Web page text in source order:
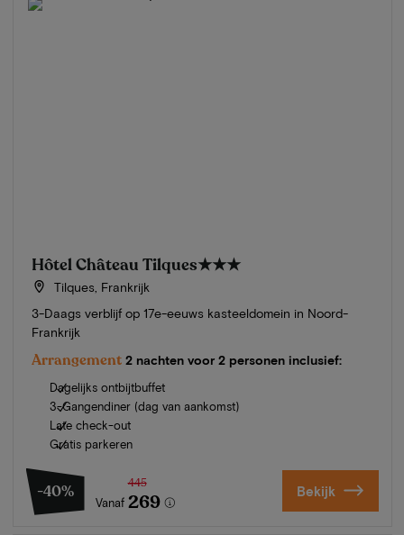
Hôtel Château Tilques★★★
Tilques, Frankrijk
3-Daags verblijf op 17e-eeuws kasteeldomein in Noord-
Frankrijk
Arrangement 2 nachten voor 2 personen inclusief:
Dagelijks ontbijtbuffet
3-Gangendiner (dag van aankomst)
Late check-out
Gratis parkeren
-40%
Vanaf
445
269 Bekijk